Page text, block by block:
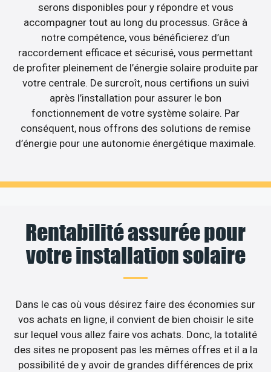
serons disponibles pour y répondre et vous
accompagner tout au long du processus. Grâce à
notre compétence, vous bénéficierez d’un
raccordement efficace et sécurisé, vous permettant
de profiter pleinement de l’énergie solaire produite par
votre centrale. De surcroît, nous certifions un suivi
après l’installation pour assurer le bon
fonctionnement de votre système solaire. Par
conséquent, nous offrons des solutions de remise
d’énergie pour une autonomie énergétique maximale.
Rentabilité assurée pour
votre installation solaire
Dans le cas où vous désirez faire des économies sur
vos achats en ligne, il convient de bien choisir le site
sur lequel vous allez faire vos achats. Donc, la totalité
des sites ne proposent pas les mêmes offres et il a la
possibilité de y avoir de grandes différences de prix